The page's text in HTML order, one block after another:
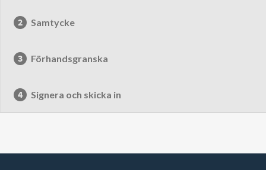
Samtycke
Förhandsgranska
Signera och skicka in